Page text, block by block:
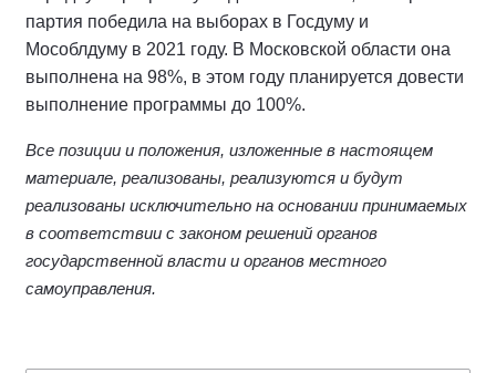
партия победила на выборах в Госдуму и
Мособлдуму в 2021 году. В Московской области она
выполнена на 98%, в этом году планируется довести
выполнение программы до 100%.
Все позиции и положения, изложенные в настоящем
материале, реализованы, реализуются и будут
реализованы исключительно на основании принимаемых
в соответствии с законом решений органов
государственной власти и органов местного
самоуправления.